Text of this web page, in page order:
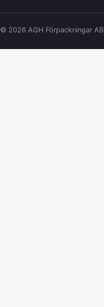
© 2026 AGH Förpackningar AB